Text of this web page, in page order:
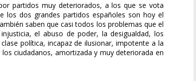
partidos muy deteriorados, a los que se vota
los dos grandes partidos españoles son hoy el
saben que casi todos los problemas que el
el abuso de poder, la desigualdad, los
política, incapaz de ilusionar, impotente a la
ciudadanos, amortizada y muy deteriorada en